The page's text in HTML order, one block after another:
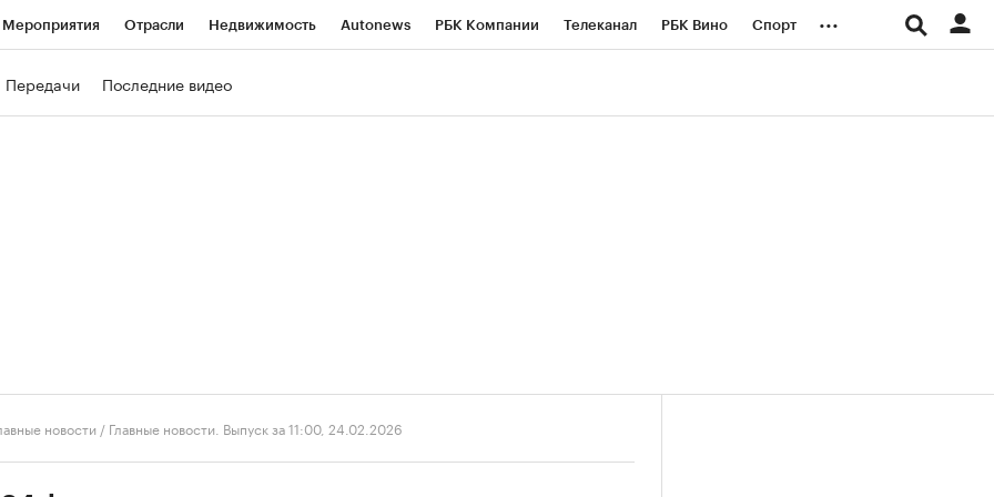
Мероприятия Отрасли Недвижимость Autonews РБК Компании Телеканал РБК Вино Спорт ...
Передачи Последние видео
новости / Главные новости. Выпуск за 11:00, 24.02.2026